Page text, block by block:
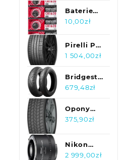
Baterie
Maxell
10,00zł
Pirelli P
Zero
275/40R22
107Y
1 504,00zł
Bridgestone
Exedra
130/90B16
67H
679,48zł
Opony
Aplus
ALLSEASON
225/55R17
375,90zł
Nikon
Telekonwerter
2 999,00zł